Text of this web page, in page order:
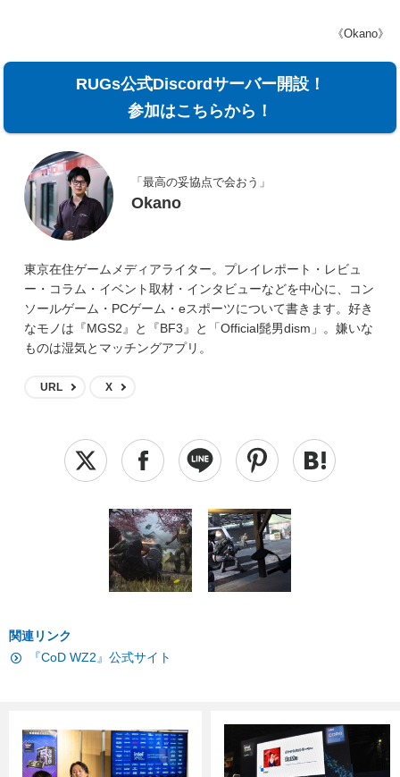
《Okano》
RUGs公式Discordサーバー開設！
参加はこちらから！
「最高の妥協点で会おう」
Okano
東京在住ゲームメディアライター。プレイレポート・レビュ
ー・コラム・イベント取材・インタビューなどを中心に、コン
ソールゲーム・PCゲーム・eスポーツについて書きます。好き
なモノは『MGS2』と『BF3』と「Official髭男dism」。嫌いな
ものは湿気とマッチングアプリ。
URL X
関連リンク
『CoD WZ2』公式サイト